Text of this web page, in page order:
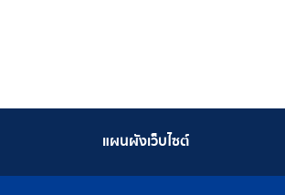
แผนผังเว็บไซต์